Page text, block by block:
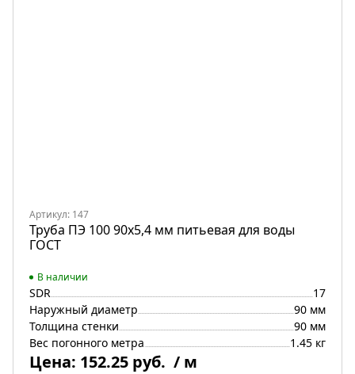
Артикул: 147
Труба ПЭ 100 90х5,4 мм питьевая для воды
ГОСТ
В наличии
SDR
17
Наружный диаметр
90 мм
Толщина стенки
90 мм
Вес погонного метра
1.45 кг
Цена: 152.25 руб. / м